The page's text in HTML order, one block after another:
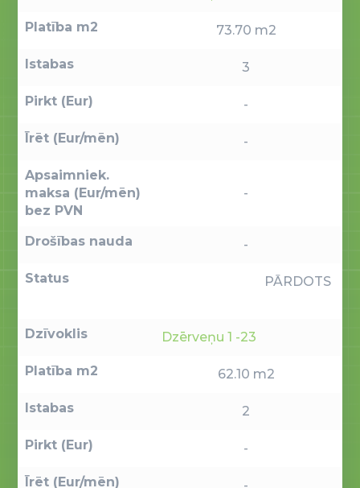
Platība m2 73.70 m2
Istabas 3
Pirkt (Eur) -
Īrēt (Eur/mēn) -
Apsaimniek.
maksa (Eur/mēn)
bez PVN
-
Drošības nauda -
Status PĀRDOTS
Dzīvoklis Dzērveņu 1 -23
Platība m2 62.10 m2
Istabas 2
Pirkt (Eur) -
Īrēt (Eur/mēn) -